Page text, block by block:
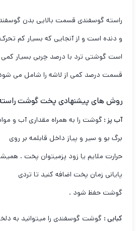
راسته گوسفندی قسمت بالایی بدن
و دنده است و از آنجایی که بسیار کم تحرک
است گوشتی ترد با درصد چربی بسیار
قسمت درصد کمی از لاشه را شامل می
روش های پیشنهادی پخت گوشت
آب پز : گوشت را به همراه مقداری آب و
برگ بو و سیر و پیاز داخل قابلمه بر روی
حرارت ملایم یا زود پزمیتوان پخت .
پایانی زمان پخت اضافه کنید تا تردی
گوشت حفظ شود .
کبابی : گوشت گوسفندی را میتوانید به